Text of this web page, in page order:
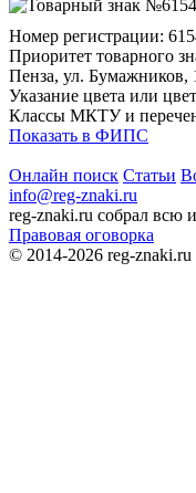
Номер регистрации:
Приоритет товарного
Пенза, ул.
Указание цвета или
Классы МКТУ и
Показать в ФИПС
Онлайн поиск Статьи
info@reg-znaki.ru
reg-znaki.ru собрал всю
Правовая оговорка
© 2014-2026 reg-